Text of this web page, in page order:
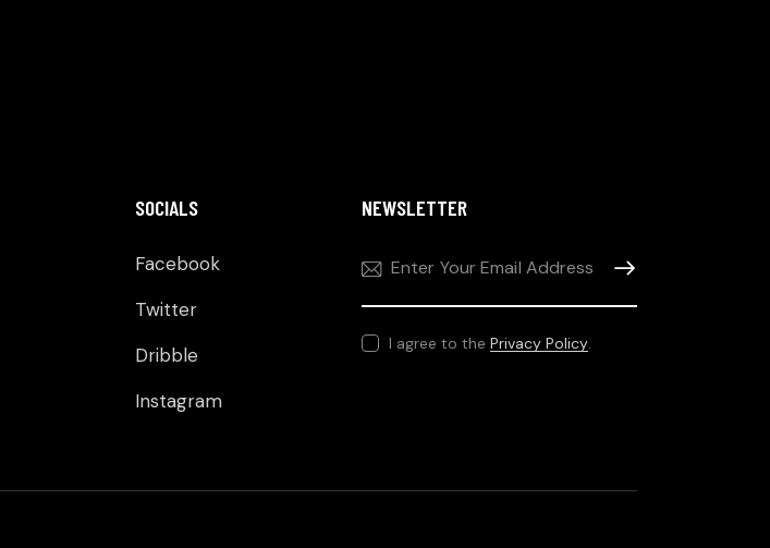
SOCIALS
Facebook
Twitter
Dribble
Instagram
NEWSLETTER
SUBSCRIBE
I agree to thePrivacy Policy.